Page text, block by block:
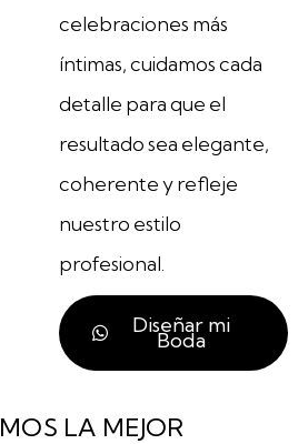
celebraciones más
íntimas, cuidamos cada
detalle para que el
resultado sea elegante,
coherente y refleje
nuestro estilo
profesional.
Diseñar mi
Boda
LA MEJOR